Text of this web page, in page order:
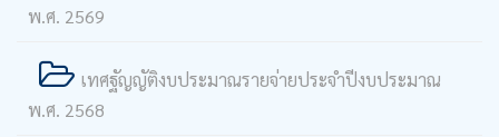
พ.ศ. 2569
เทศฐัญญัติงบประมาณรายจ่ายประจำปีงบประมาณ
พ.ศ. 2568